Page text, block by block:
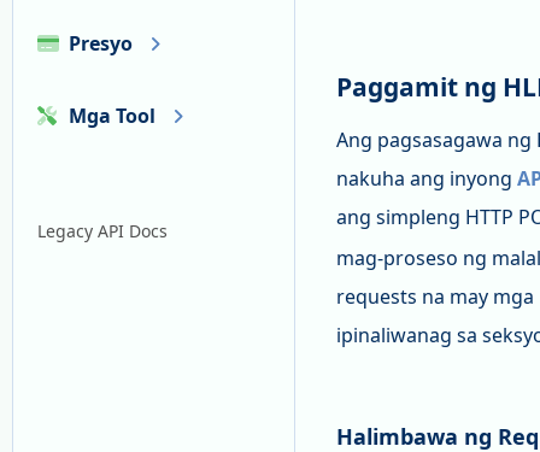
Presyo
Mga Tool
Legacy API Docs
Paggamit ng
Ang pagsasagawa ng
nakuha ang inyong
ang simpleng HTTP
mag-proseso ng
requests na may
ipinaliwanag sa
Halimbawa ng